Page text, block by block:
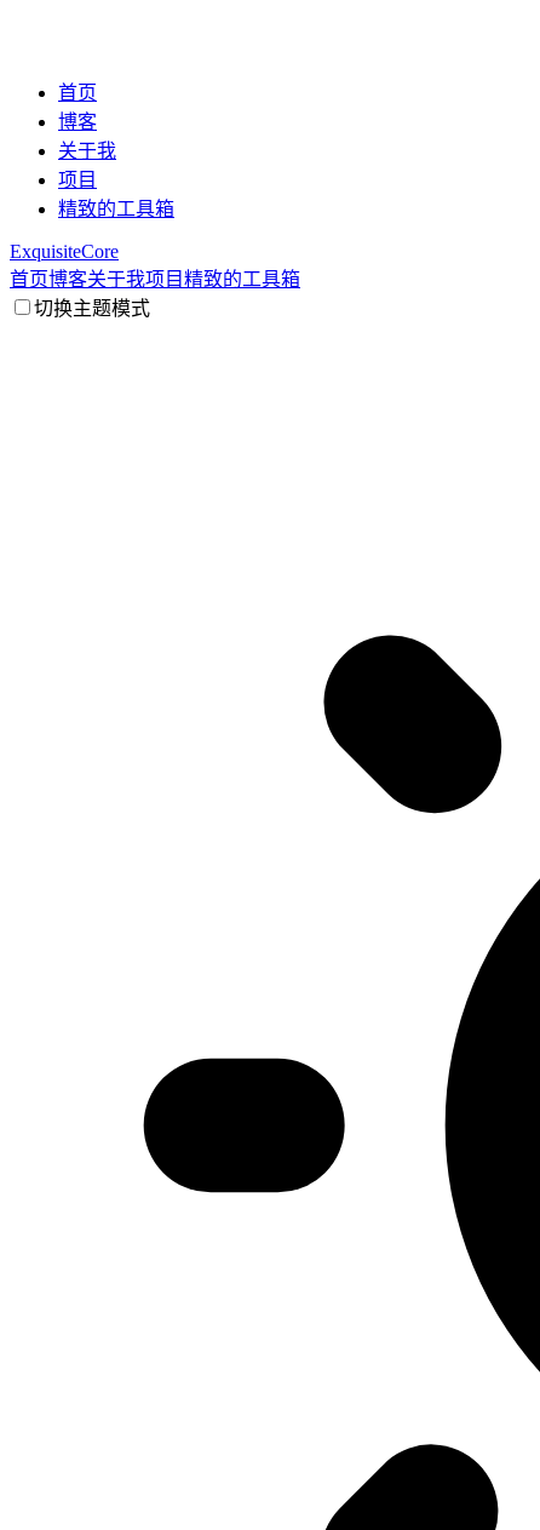
首页
博客
关于我
项目
精致的工具箱
ExquisiteCore
首页博客关于我项目精致的工具箱
切换主题模式